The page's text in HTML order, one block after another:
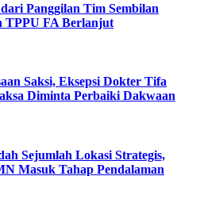
Panggilan Tim Sembilan
TPPU FA Berlanjut
Saksi, Eksepsi Dokter Tifa
Diminta Perbaiki Dakwaan
Sejumlah Lokasi Strategis,
Masuk Tahap Pendalaman